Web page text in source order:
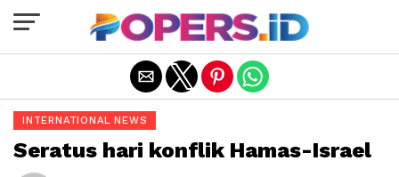
INTERNATIONAL NEWS
Seratus hari konflik Hamas-Israel
Exit mobile version